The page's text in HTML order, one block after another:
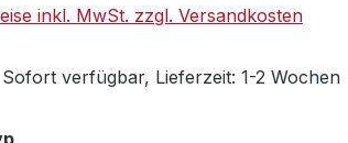
inkl. MwSt. zzgl. Versandkosten
Sofort verfügbar, Lieferzeit: 1-2 Wochen
auswählen